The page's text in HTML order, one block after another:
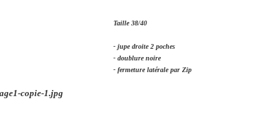
Taille 38/40
- jupe droite 2 poches
- doublure noire
- fermeture latérale par Zip